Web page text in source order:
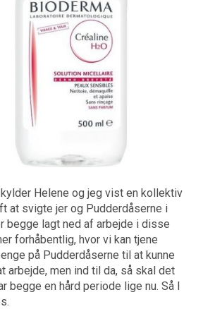
Helene og jeg vist en kollektiv
at svigte jer og Pudderdåserne i
begge lagt ned af arbejde i disse
forhåbentlig, hvor vi kan tjene
på Pudderdåserne til at kunne
arbejde, men ind til da, så skal det
begge en hård periode lige nu. Så I